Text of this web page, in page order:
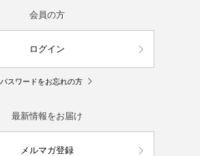
会員の方
ログイン
パスワードをお忘れの方
最新情報をお届け
メルマガ登録